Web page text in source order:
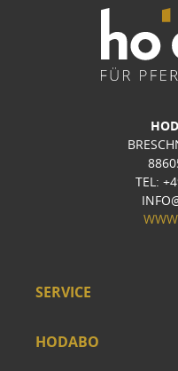
TEL:
SERVICE
HODABO